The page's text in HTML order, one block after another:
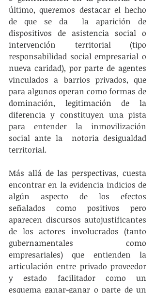
último, queremos destacar el hecho
de que se da  la aparición de
dispositivos de asistencia social o
intervención territorial (tipo
responsabilidad social empresarial o
nueva caridad), por parte de agentes
vinculados a barrios privados, que
para algunos operan como formas de
dominación, legitimación de la
diferencia y constituyen una pista
para entender la inmovilización
social ante la  notoria desigualdad
territorial.
Más allá de las perspectivas, cuesta
encontrar en la evidencia indicios de
algún aspecto de los efectos
señalados como positivos pero
aparecen discursos autojustificantes
de los actores involucrados (tanto
gubernamentales como
empresariales) que entienden la
articulación entre privado proveedor
y estado facilitador como un
esquema ganar-ganar o parte de un